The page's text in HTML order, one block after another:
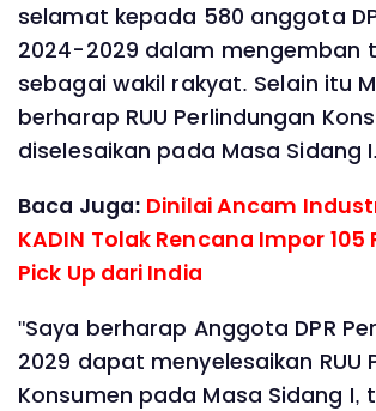
selamat kepada 580 anggota
2024-2029 dalam mengemban
sebagai wakil rakyat. Selain itu
berharap RUU Perlindungan
diselesaikan pada Masa Sidang I.
Baca Juga: Dinilai Ancam
KADIN Tolak Rencana Impor 105
Pick Up dari India
"Saya berharap Anggota DPR
2029 dapat menyelesaikan RUU
Konsumen pada Masa Sidang I,